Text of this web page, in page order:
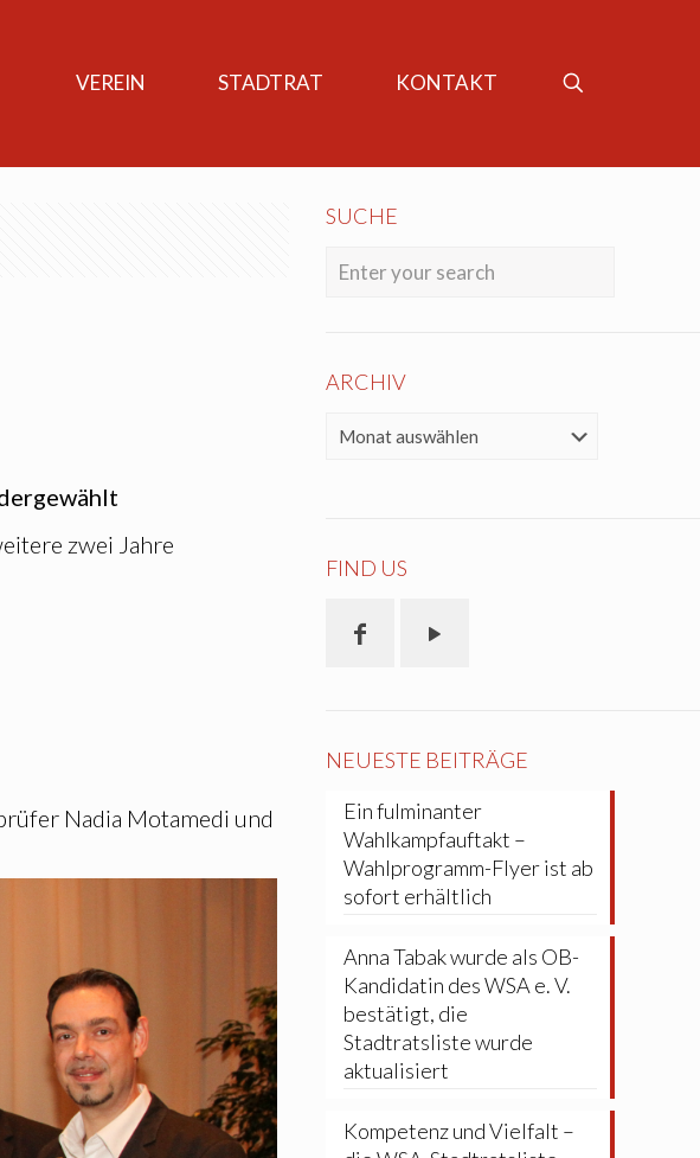
VEREIN STADTRAT KONTAKT
zwei Jahre
Nadia Motamedi und
SUCHE
ARCHIV
ARCHIV
FIND US
NEUESTE BEITRÄGE
Ein fulminanter
Wahlkampfauftakt –
Wahlprogramm-Flyer ist ab
sofort erhältlich
Anna Tabak wurde als OB-
Kandidatin des WSA e. V.
bestätigt, die
Stadtratsliste wurde
aktualisiert
Kompetenz und Vielfalt –